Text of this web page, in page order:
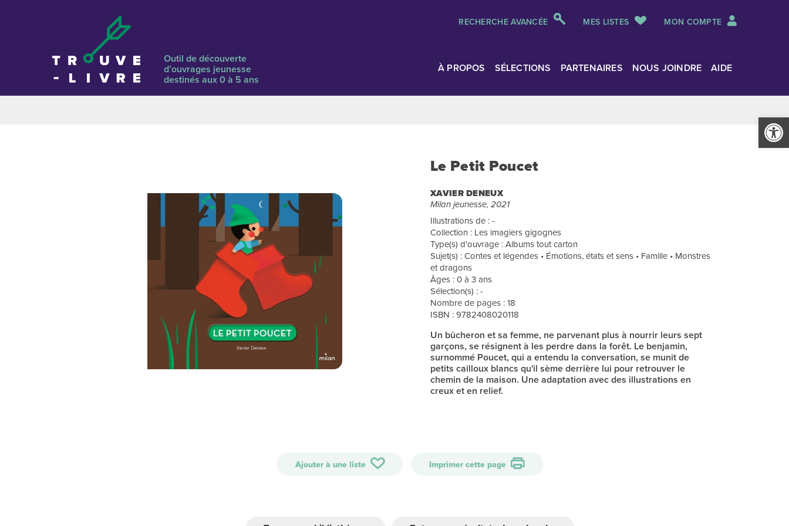
Ouvrir
RECHERCHE AVANCÉE MES LISTES MON COMPTE
Outil de découverte
d’ouvrages jeunesse
destinés aux 0 à 5 ans
À PROPOS SÉLECTIONS PARTENAIRES NOUS JOINDRE AIDE
Le Petit Poucet
XAVIER DENEUX
Milan jeunesse, 2021
Illustrations de : -
Collection : Les imagiers gigognes
Type(s) d'ouvrage : Albums tout carton
Sujet(s) : Contes et légendes • Émotions, états et sens • Famille • Monstres
et dragons
Âges : 0 à 3 ans
Sélection(s) : -
Nombre de pages : 18
ISBN : 9782408020118
Un bûcheron et sa femme, ne parvenant plus à nourrir leurs sept
garçons, se résignent à les perdre dans la forêt. Le benjamin,
surnommé Poucet, qui a entendu la conversation, se munit de
petits cailloux blancs qu'il sème derrière lui pour retrouver le
chemin de la maison. Une adaptation avec des illustrations en
creux et en relief.
Ajouter à une liste Imprimer cette page